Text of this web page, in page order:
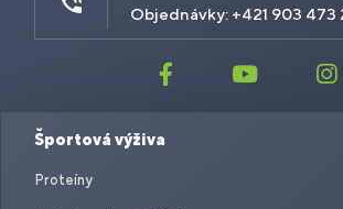
Objednávky: +421 903 473
Športová výživa
Proteíny